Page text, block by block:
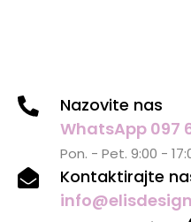
Nazovite nas
WhatsApp 097
Pon. - Pet. 9:00 -
Kontaktirajte